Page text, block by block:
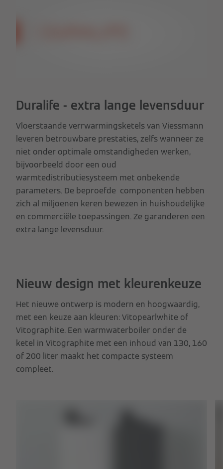
Duralife - extra lange levensduur
Vloerstaande verrwarmingsketels van Viessmann
leveren betrouwbare prestaties, zelfs wanneer ze
niet onder optimale omstandigheden werken,
bijvoorbeeld door een oud
warmtedistributiesysteem met onbekende
parameters. De beproefde componenten hebben
zich al miljoenen keren bewezen in huishoudelijke
en commerciële toepassingen. Ze garanderen een
extra lange levensduur.
Nieuw design met kleurenkeuze
Het nieuwe ontwerp is modern en hoogwaardig,
met een keuze aan kleuren: Vitopearlwhite of
Vitographite. Een warmwaterboiler onder de
ketel in Vitographite met een inhoud van 130, 160
of 200 liter maakt het compacte systeem
compleet.